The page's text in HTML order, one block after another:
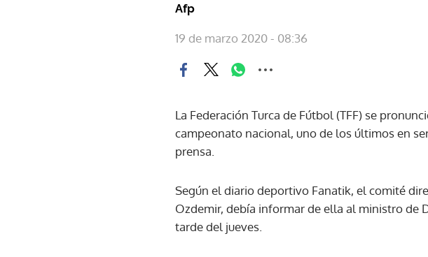
Afp
19 de marzo 2020 - 08:36
La Federación Turca de Fútbol (TFF) se
campeonato nacional, uno de los últimos en
prensa.
Según el diario deportivo Fanatik, el comité
Ozdemir, debía informar de ella al ministro de
tarde del jueves.